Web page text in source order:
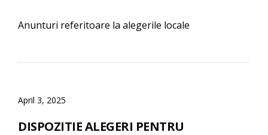
Anunturi referitoare la alegerile locale
April 3, 2025
DISPOZITIE ALEGERI PENTRU